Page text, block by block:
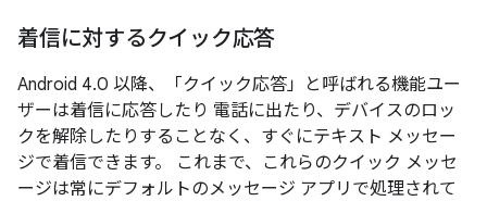
着信に対するクイック応答
Android 4.0 以降、「クイック応答」と呼ばれる機能ユー
ザーは着信に応答したり 電話に出たり、デバイスのロッ
クを解除したりすることなく、すぐにテキスト メッセー
ジで着信できます。 これまで、これらのクイック メッセ
ージは常にデフォルトのメッセージ アプリで処理されて